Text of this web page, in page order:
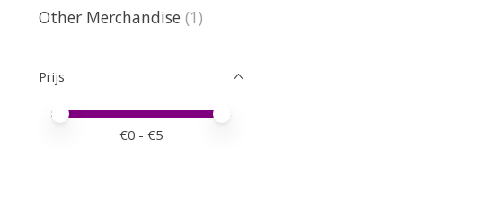
Other Merchandise (1)
Prijs
Minimale prijswaarde
Price maximum value
€0 - €5